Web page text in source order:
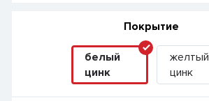
Покрытие
белый
цинк
желтый
цинк